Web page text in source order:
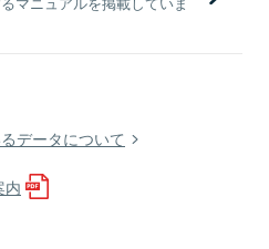
データについて
内